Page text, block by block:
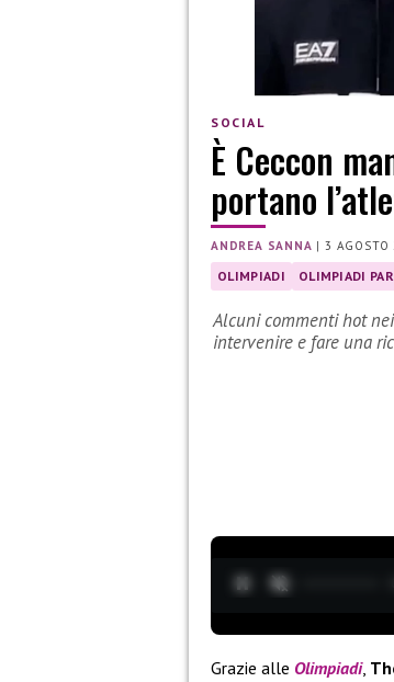
SOCIAL
È Ceccon
portano
ANDREA SANNA |3 AGOSTO
OLIMPIADI OLIMPIADI
Alcuni commenti hot
intervenire e fare una
Grazie alle Olimpiadi,